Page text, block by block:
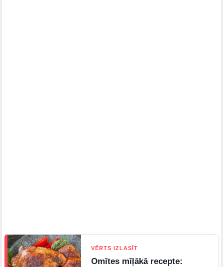
VĒRTS IZLASĪT
Omītes mīļākā recepte: